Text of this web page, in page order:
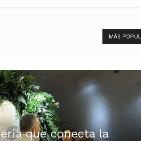
MÁS
que conecta la